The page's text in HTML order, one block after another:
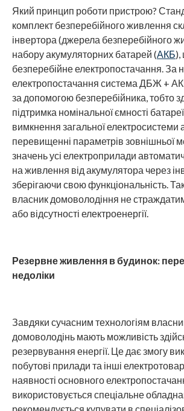
Який принцип роботи пристрою?
комплект безперебійного живлення
інвертора (джерела безперебійного
набору акумуляторних батарей (АКБ),
безперебійне електропостачання. За
електропостачання система ДБЖ +
за допомогою безперебійника, тобто
підтримка номінальної ємності
вимкнення загальної електросистеми
перевищенні параметрів зовнішньої
значень усі електроприлади
на живлення від акумулятора через
зберігаючи свою функціональність.
власник домоволодіння не
або відсутності електроенергії.
Резервне живлення в будинок:
недоліки
Завдяки сучасним технологіям
домоволодінь мають можливість
резервування енергії. Це дає змогу
побутові прилади та інші
наявності основного
використовується спеціальне